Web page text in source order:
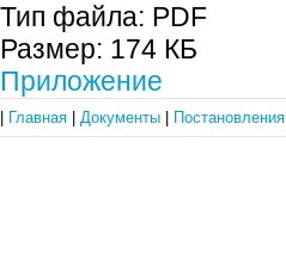
Тип файла: PDF
Размер: 174 КБ
Приложение
Главная Документы Постановления